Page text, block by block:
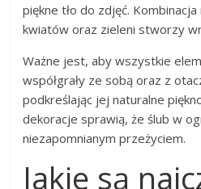
piękne tło do zdjęć.
kwiatów oraz zieleni stworzy
Ważne jest, aby wszystkie
współgrały ze sobą oraz z
podkreślając jej naturalne
dekoracje sprawią, że ślub w
niezapomnianym przeżyciem.
Jakie są